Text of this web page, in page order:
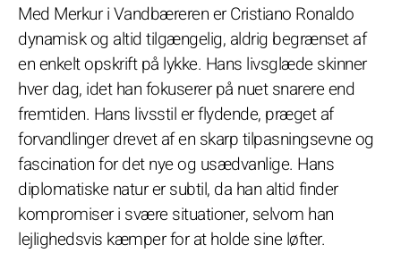
Med Merkur i Vandbæreren er Cristiano Ronaldo
dynamisk og altid tilgængelig, aldrig begrænset af
en enkelt opskrift på lykke. Hans livsglæde skinner
hver dag, idet han fokuserer på nuet snarere end
fremtiden. Hans livsstil er flydende, præget af
forvandlinger drevet af en skarp tilpasningsevne og
fascination for det nye og usædvanlige. Hans
diplomatiske natur er subtil, da han altid finder
kompromiser i svære situationer, selvom han
lejlighedsvis kæmper for at holde sine løfter.